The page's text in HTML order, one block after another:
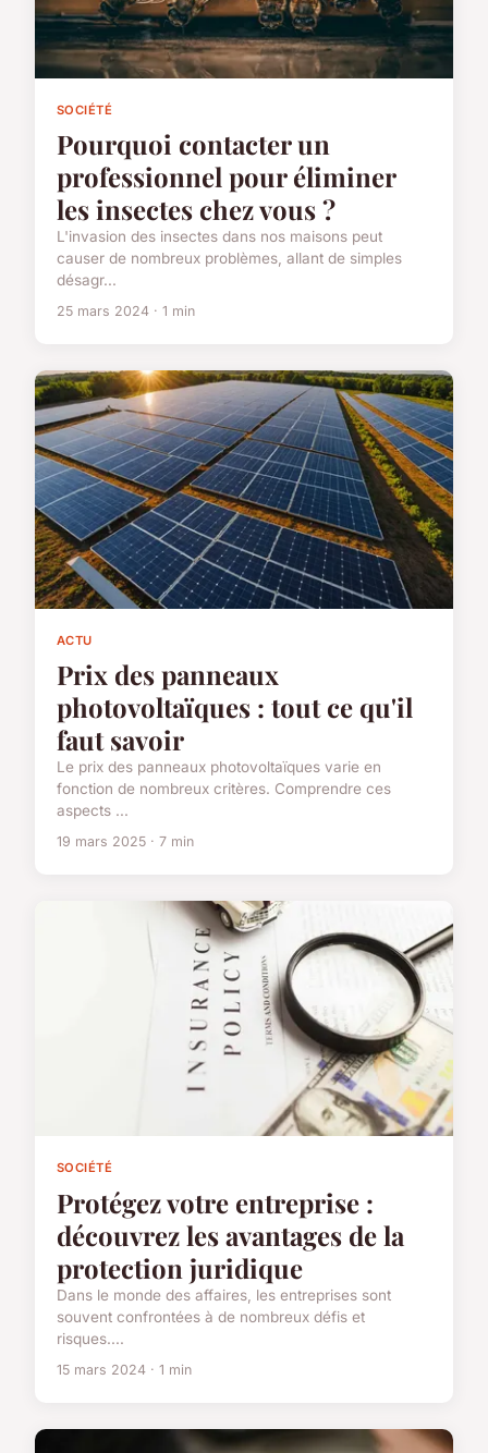
SOCIÉTÉ
Pourquoi contacter un
professionnel pour éliminer
les insectes chez vous ?
L'invasion des insectes dans nos maisons peut
causer de nombreux problèmes, allant de simples
désagr...
25 mars 2024 · 1 min
ACTU
Prix des panneaux
photovoltaïques : tout ce qu'il
faut savoir
Le prix des panneaux photovoltaïques varie en
fonction de nombreux critères. Comprendre ces
aspects ...
19 mars 2025 · 7 min
SOCIÉTÉ
Protégez votre entreprise :
découvrez les avantages de la
protection juridique
Dans le monde des affaires, les entreprises sont
souvent confrontées à de nombreux défis et
risques....
15 mars 2024 · 1 min